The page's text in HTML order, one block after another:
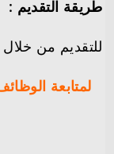
طريقة التقديم :
للتقديم من خلال
لمتابعة